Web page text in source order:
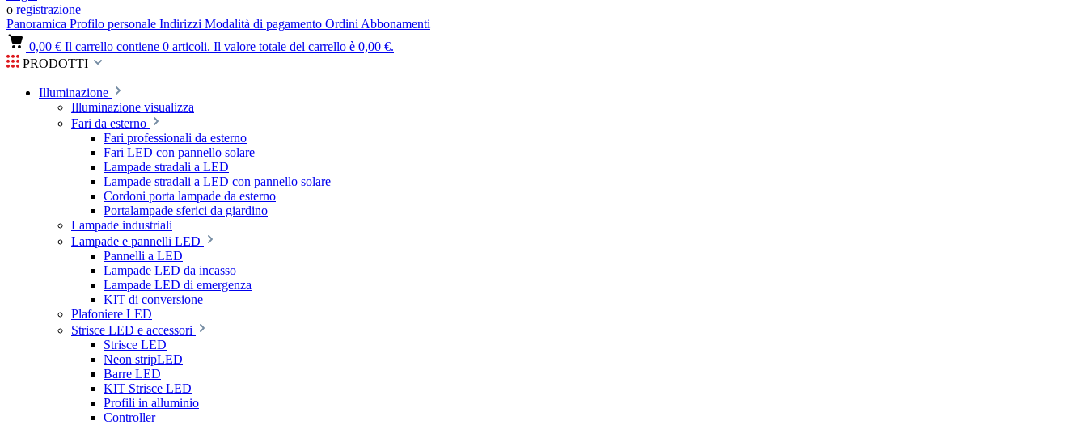
o registrazione
Panoramica Profilo personale Indirizzi Modalità di pagamento Ordini Abbonamenti
0,00 € Il carrello contiene 0 articoli. Il valore totale del carrello è 0,00 €.
PRODOTTI
Illuminazione
Illuminazione visualizza
Fari da esterno
Fari professionali da esterno
Fari LED con pannello solare
Lampade stradali a LED
Lampade stradali a LED con pannello solare
Cordoni porta lampade da esterno
Portalampade sferici da giardino
Lampade industriali
Lampade e pannelli LED
Pannelli a LED
Lampade LED da incasso
Lampade LED di emergenza
KIT di conversione
Plafoniere LED
Strisce LED e accessori
Strisce LED
Neon stripLED
Barre LED
KIT Strisce LED
Profili in alluminio
Controller